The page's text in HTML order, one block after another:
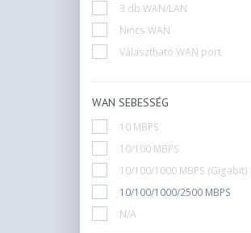
3 db WAN/LAN
Nincs WAN
Választható WAN port
WAN SEBESSÉG
10 MBPS
10/100 MBPS
10/100/1000 MBPS (Gigabit)
10/100/1000/2500 MBPS
N/A